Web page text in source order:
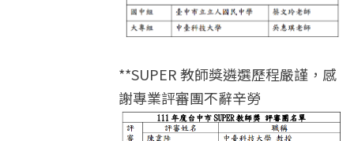
**SUPER 教師獎遴選歷程嚴謹，感
謝專業評審團不辭辛勞